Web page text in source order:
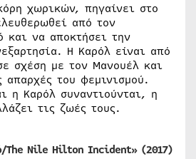
χωρικών, πηγαίνει στο
από τον
και να αποκτήσει την
Η Καρόλ είναι από
σχέση με τον Μανουέλ και
απαρχές του φεμινισμού.
η Καρόλ συναντιούνται, η
τις ζωές τους.
The Nile Hilton Incident»(2017)